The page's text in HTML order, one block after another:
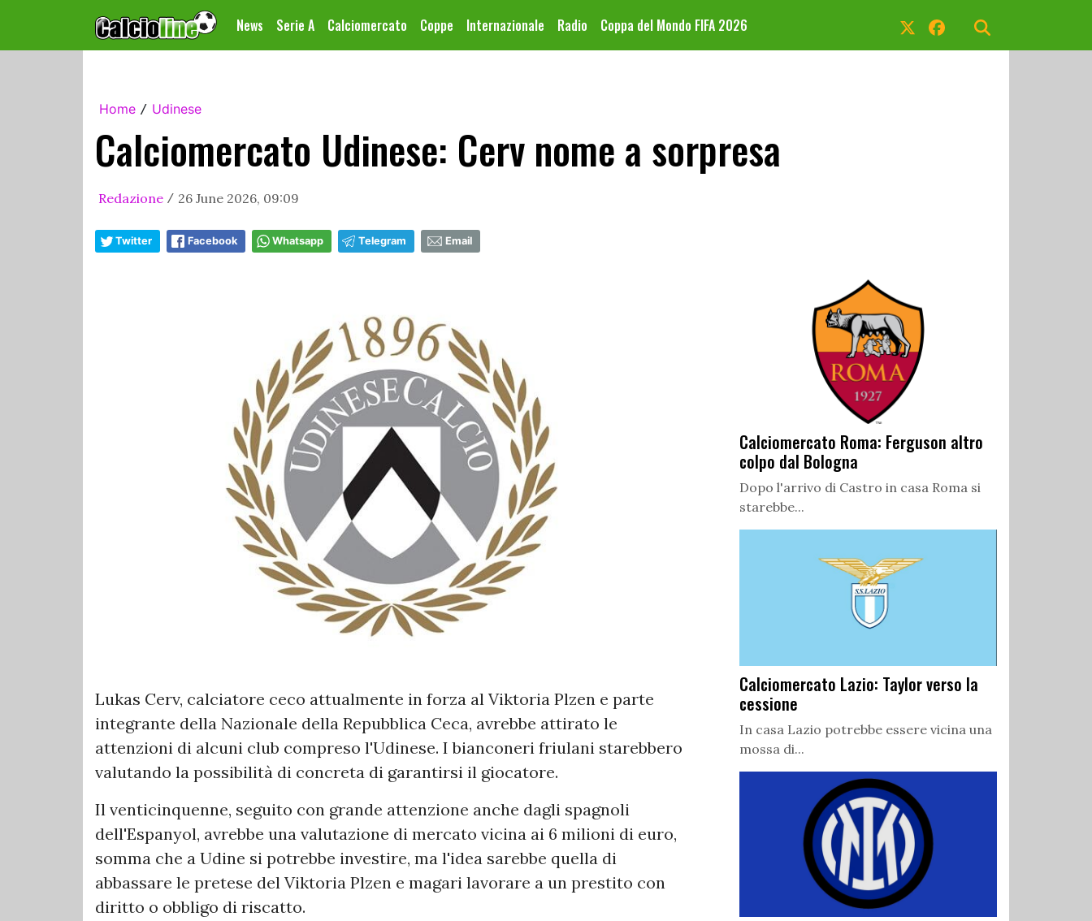
News Serie A Calciomercato Coppe Internazionale Radio Coppa del Mondo FIFA 2026
Home / Udinese
Calciomercato Udinese: Cerv nome a sorpresa
Redazione / 26 June 2026, 09:09
Twitter Facebook Whatsapp Telegram Email
Lukas Cerv, calciatore ceco attualmente in forza al Viktoria Plzen e parte
integrante della Nazionale della Repubblica Ceca, avrebbe attirato le
attenzioni di alcuni club compreso l'Udinese. I bianconeri friulani starebbero
valutando la possibilità di concreta di garantirsi il giocatore.
Il venticinquenne, seguito con grande attenzione anche dagli spagnoli
dell'Espanyol, avrebbe una valutazione di mercato vicina ai 6 milioni di euro,
somma che a Udine si potrebbe investire, ma l'idea sarebbe quella di
abbassare le pretese del Viktoria Plzen e magari lavorare a un prestito con
diritto o obbligo di riscatto.
Calciomercato Roma: Ferguson altro
colpo dal Bologna
Dopo l'arrivo di Castro in casa Roma si
starebbe...
Calciomercato Lazio: Taylor verso la
cessione
In casa Lazio potrebbe essere vicina una
mossa di...